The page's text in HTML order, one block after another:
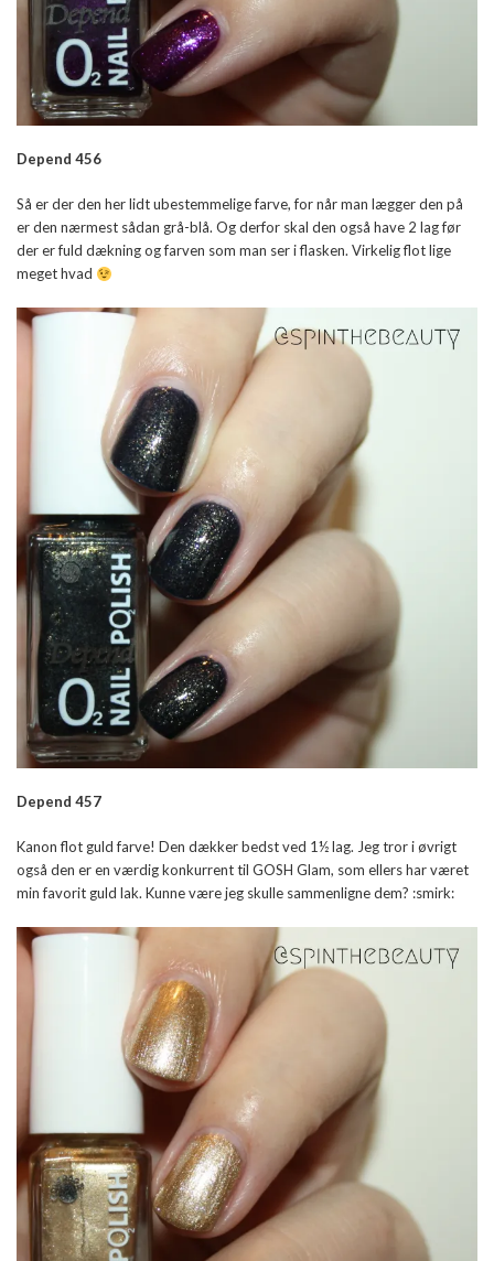
Depend 456
Så er der den her lidt ubestemmelige farve, for når man lægger den på
er den nærmest sådan grå-blå. Og derfor skal den også have 2 lag før
der er fuld dækning og farven som man ser i flasken. Virkelig flot lige
meget hvad
Depend 457
Kanon flot guld farve! Den dækker bedst ved 1½ lag. Jeg tror i øvrigt
også den er en værdig konkurrent til GOSH Glam, som ellers har været
min favorit guld lak. Kunne være jeg skulle sammenligne dem? :smirk: